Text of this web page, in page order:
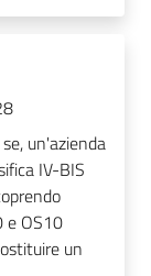
un'azienda
IV-BIS
e OS10
un